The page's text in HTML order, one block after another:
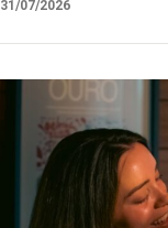
31/07/2026